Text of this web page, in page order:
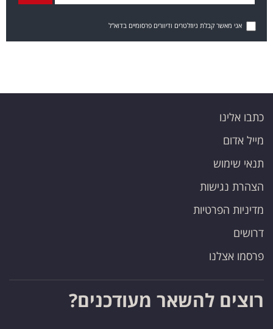
אני מאשר קבלת ניוזלטרים ודיוורים פרסומיים בדוא"ל
כתבו אלינו
מייל אדום
תנאי שימוש
הצהרת נגישות
מדיניות הפרטיות
דרושים
פרסמו אצלנו
רוצים להשאר מעודכנים?